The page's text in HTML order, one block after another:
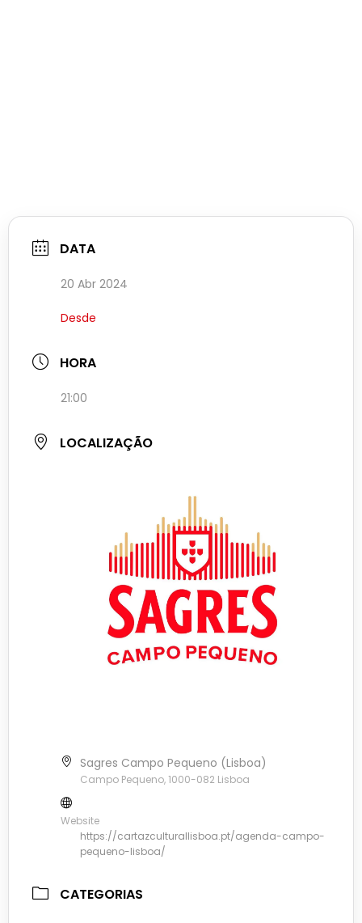
DATA
20 Abr 2024
Desde
HORA
21:00
LOCALIZAÇÃO
Sagres Campo Pequeno (Lisboa)
Campo Pequeno, 1000-082 Lisboa
Website
https://cartazculturallisboa.pt/agenda-campo-
pequeno-lisboa/
CATEGORIAS